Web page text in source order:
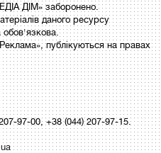
ДІМ» заборонено.
даного ресурсу
обов'язкова.
публікуються на правах
97-00, +38 (044) 207-97-15.